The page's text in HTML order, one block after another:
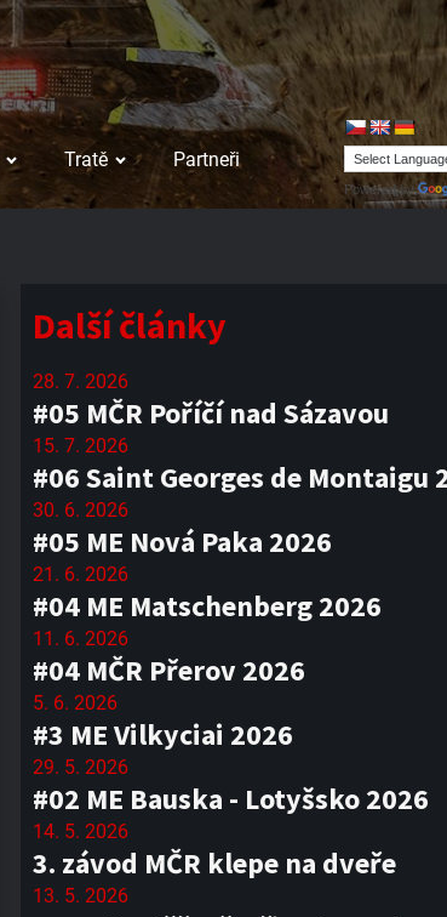
Tratě Partneři
Powered by
Další články
28. 7. 2026
#05 MČR Poříčí nad Sázavou
15. 7. 2026
#06 Saint Georges de Montaigu
30. 6. 2026
#05 ME Nová Paka 2026
21. 6. 2026
#04 ME Matschenberg 2026
11. 6. 2026
#04 MČR Přerov 2026
5. 6. 2026
#3 ME Vilkyciai 2026
29. 5. 2026
#02 ME Bauska - Lotyšsko 2026
14. 5. 2026
3. závod MČR klepe na dveře
13. 5. 2026